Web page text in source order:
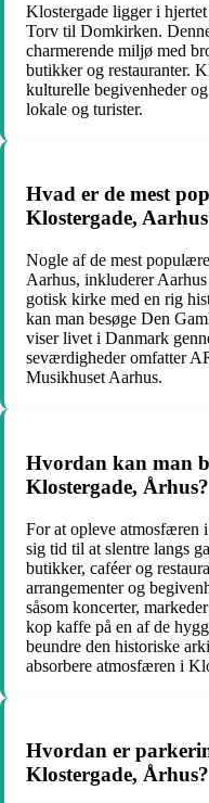
Klostergade ligger i
Torv til Domkirken.
charmerende miljø med
butikker og restauranter.
kulturelle begivenheder
lokale og turister.
Hvad er de mest
Klostergade,
Nogle af de mest
Aarhus, inkluderer
gotisk kirke med en rig
kan man besøge Den
viser livet i Danmark
seværdigheder omfatter
Musikhuset Aarhus.
Hvordan kan man
Klostergade, Århus?
For at opleve atmosfæren
sig tid til at slentre langs
butikker, caféer og
arrangementer og
såsom koncerter,
kop kaffe på en af de
beundre den historiske
absorbere atmosfæren i
Hvordan er
Klostergade, Århus?